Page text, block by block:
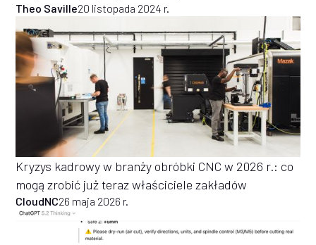
Theo Saville20 listopada 2024 r.
Kryzys kadrowy w branży obróbki CNC w 2026 r.: co
mogą zrobić już teraz właściciele zakładów
CloudNC26 maja 2026 r.